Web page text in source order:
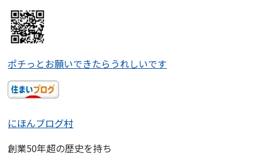
ポチっとお願いできたらうれしいです
にほんブログ村
創業50年超の歴史を持ち